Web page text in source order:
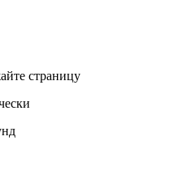
страницу